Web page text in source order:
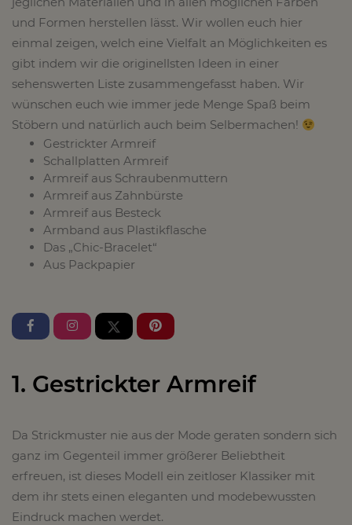
und Formen herstellen lässt. Wir wollen euch hier
einmal zeigen, welch eine Vielfalt an Möglichkeiten es
gibt indem wir die originellsten Ideen in einer
sehenswerten Liste zusammengefasst haben. Wir
wünschen euch wie immer jede Menge Spaß beim
Stöbern und natürlich auch beim Selbermachen!
Gestrickter Armreif
Schallplatten Armreif
Armreif aus Schraubenmuttern
Armreif aus Zahnbürste
Armreif aus Besteck
Armband aus Plastikflasche
Das „Chic-Bracelet“
Aus Packpapier
1. Gestrickter Armreif
Da Strickmuster nie aus der Mode geraten sondern sich
ganz im Gegenteil immer größerer Beliebtheit
erfreuen, ist dieses Modell ein zeitloser Klassiker mit
dem ihr stets einen eleganten und modebewussten
Eindruck machen werdet.